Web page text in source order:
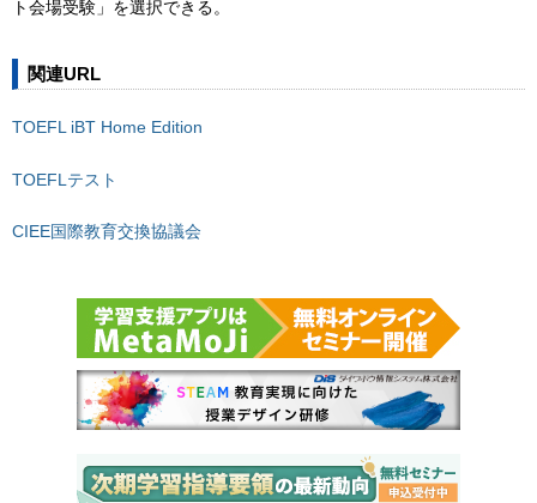
ト会場受験」を選択できる。
関連URL
TOEFL iBT Home Edition
TOEFLテスト
CIEE国際教育交換協議会